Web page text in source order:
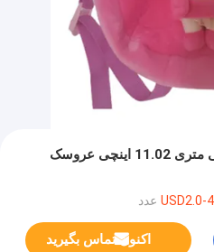
کوله پشتی تینگا واوا 28 سانتی متری 11.02 اینچی عروسک
اکنون تماس بگیرید